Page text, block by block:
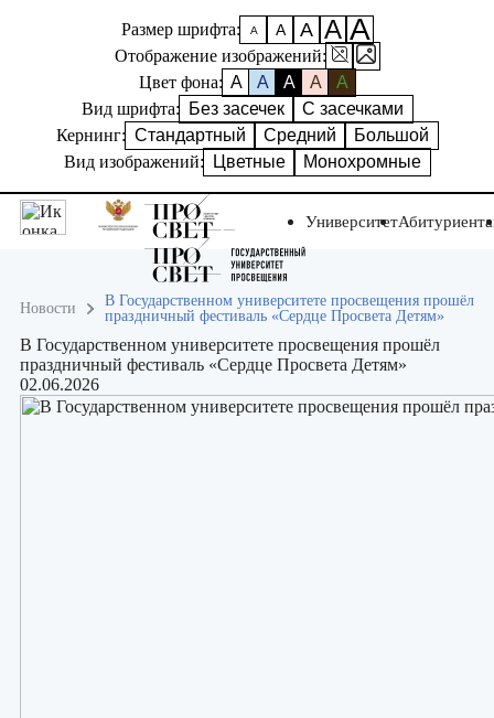
Размер шрифта: А А А А А
Отображение изображений:
Цвет фона: A A A A
A
Вид шрифта:
Без засечек
С засечками
Кернинг: Стандартный Средний
Большой
Вид изображений:
Цветные Монохромные
Университет
Новости
В Государственном университете просвещения прошёл
праздничный фестиваль «Сердце Просвета Детям»
В Государственном университете просвещения прошёл
праздничный фестиваль «Сердце Просвета Детям»
02.06.2026